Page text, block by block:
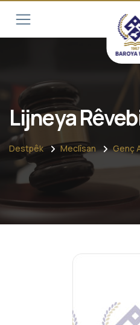
Lijneya
Destpêk Meclîsan Genç